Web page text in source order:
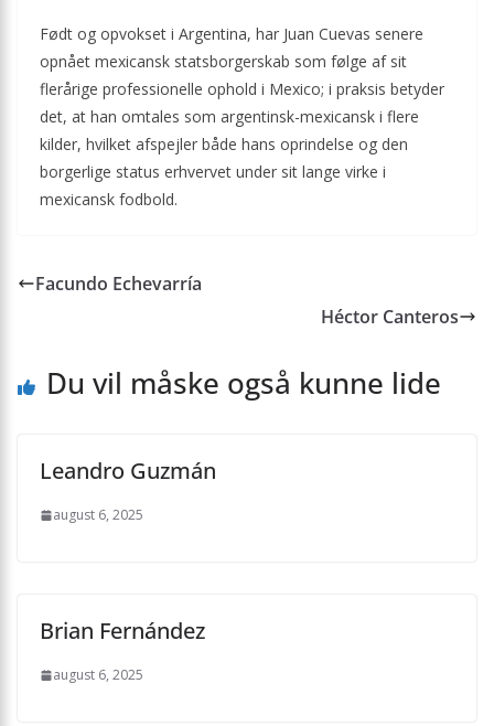
Født og opvokset i Argentina, har Juan Cuevas senere
opnået mexicansk statsborgerskab som følge af sit
flerårige professionelle ophold i Mexico; i praksis betyder
det, at han omtales som argentinsk-mexicansk i flere
kilder, hvilket afspejler både hans oprindelse og den
borgerlige status erhvervet under sit lange virke i
mexicansk fodbold.
Facundo Echevarría
Héctor Canteros
Du vil måske også kunne lide
Leandro Guzmán
august 6, 2025
Brian Fernández
august 6, 2025